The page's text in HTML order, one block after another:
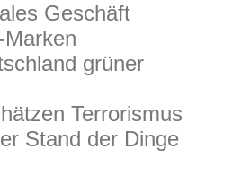
Geschäft
grüner
Terrorismus
Stand der Dinge